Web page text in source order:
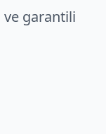
ve garantili